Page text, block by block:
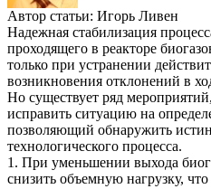
Автор статьи: Игорь Ливен
Надежная стабилизация
проходящего в реакторе
только при устранении
возникновения отклонений в
Но существует ряд
исправить ситуацию на
позволяющий обнаружить
технологического процесса.
1. При уменьшении выхода
снизить объемную нагрузку,